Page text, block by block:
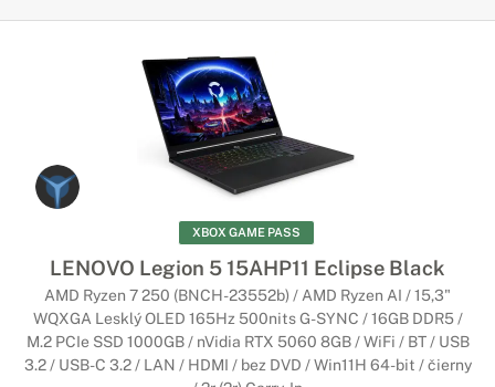
XBOX GAME PASS
LENOVO Legion 5 15AHP11 Eclipse Black
AMD Ryzen 7 250 (BNCH-23552b) / AMD Ryzen AI / 15,3"
WQXGA Lesklý OLED 165Hz 500nits G-SYNC / 16GB DDR5 /
M.2 PCIe SSD 1000GB / nVidia RTX 5060 8GB / WiFi / BT / USB
3.2 / USB-C 3.2 / LAN / HDMI / bez DVD / Win11H 64-bit / čierny